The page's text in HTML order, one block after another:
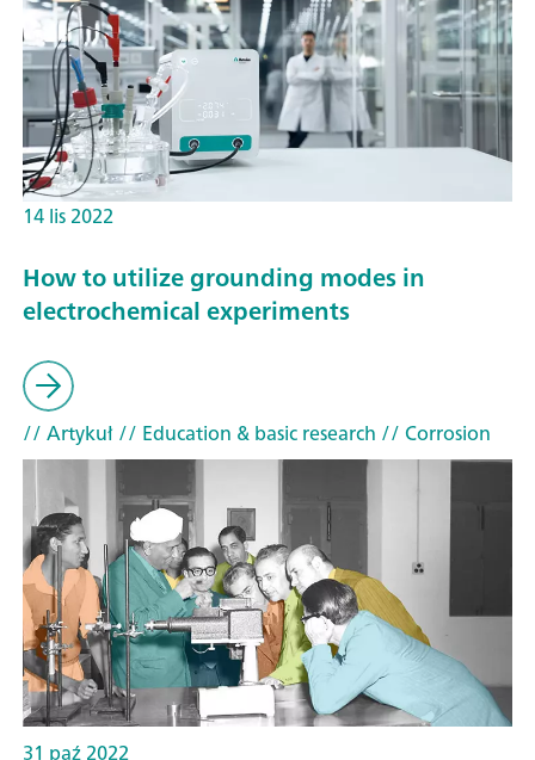
14 lis 2022
How to utilize grounding modes in
electrochemical experiments
// Artykuł// Education & basic research // Corrosion
31 paź 2022